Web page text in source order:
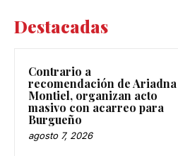
Destacadas
Contrario a
recomendación de Ariadna
Montiel, organizan acto
masivo con acarreo para
Burgueño
agosto 7, 2026